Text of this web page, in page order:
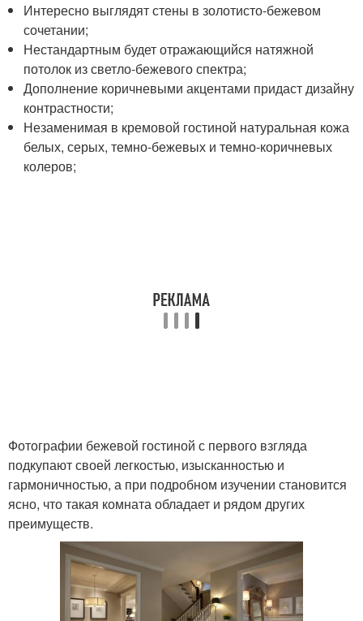
Интересно выглядят стены в золотисто-бежевом
сочетании;
Нестандартным будет отражающийся натяжной
потолок из светло-бежевого спектра;
Дополнение коричневыми акцентами придаст дизайну
контрастности;
Незаменимая в кремовой гостиной натуральная кожа
белых, серых, темно-бежевых и темно-коричневых
колеров;
Фотографии бежевой гостиной с первого взгляда
подкупают своей легкостью, изысканностью и
гармоничностью, а при подробном изучении становится
ясно, что такая комната обладает и рядом других
преимуществ.